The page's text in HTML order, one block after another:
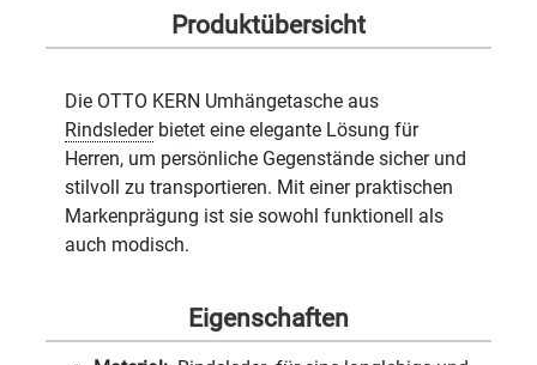
Produktübersicht
Die OTTO KERN Umhängetasche aus
Rindslederbietet eine elegante Lösung für
Herren, um persönliche Gegenstände sicher und
stilvoll zu transportieren. Mit einer praktischen
Markenprägung ist sie sowohl funktionell als
auch modisch.
Eigenschaften